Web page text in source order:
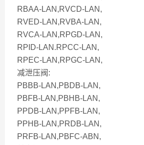
RBAA-LAN,RVCD-LAN,
RVED-LAN,RVBA-LAN,
RVCA-LAN,RPGD-LAN,
RPID-LAN.RPCC-LAN,
RPEC-LAN,RPGC-LAN,
减泄压阀:
PBBB-LAN,PBDB-LAN,
PBFB-LAN,PBHB-LAN,
PPDB-LAN,PPFB-LAN,
PPHB-LAN,PRDB-LAN,
PRFB-LAN,PBFC-ABN,